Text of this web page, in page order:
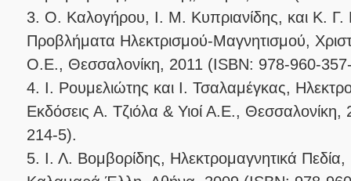
3. Ο. Καλογήρου, Ι. Μ. Κυπριανίδης, και Κ. Γ.
Προβλήματα Ηλεκτρισμού-Μαγνητισμού,
4. Ι. Ρουμελιώτης και Ι. Τσαλαμέγκας,
Εκδόσεις Α. Τζιόλα & Υιοί Α.Ε.,
5. Ι. Λ. Βομβορίδης, Ηλεκτρομαγνητικά